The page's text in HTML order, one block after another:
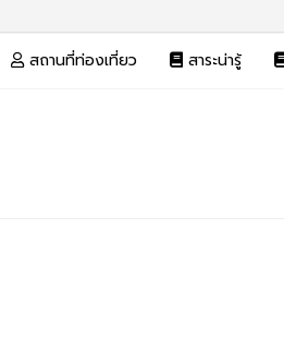
สถานที่ท่องเที่ยว สาระน่ารู้